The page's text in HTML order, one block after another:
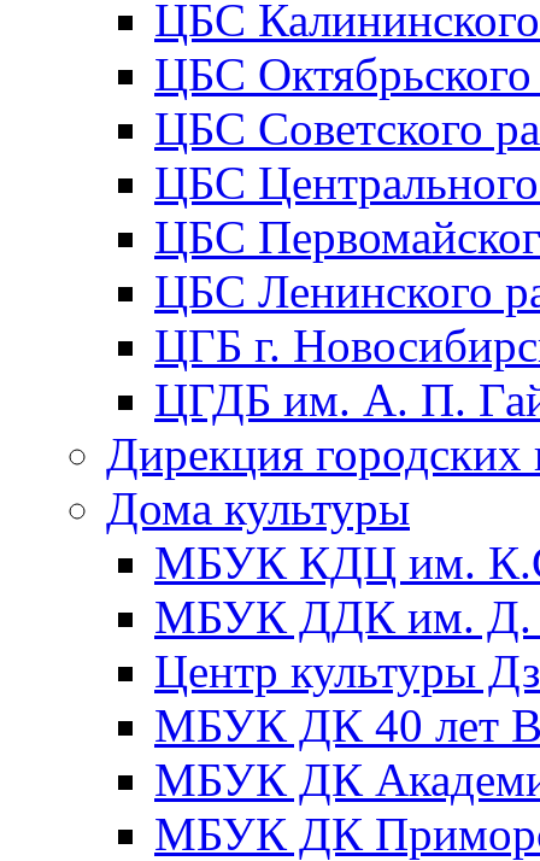
ЦБС
ЦБС
ЦБС Советского
ЦБС
ЦБС
ЦБС Ленинского
ЦГБ г.
ЦГДБ им. А. П.
Дирекция городских
Дома культуры
МБУК КДЦ им.
МБУК ДДК им. Д.
Центр культуры
МБУК ДК 40 лет
МБУК ДК
МБУК ДК